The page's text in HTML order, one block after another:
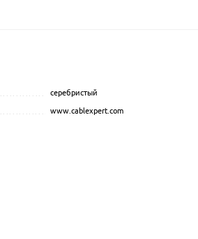
серебристый
www.cablexpert.com